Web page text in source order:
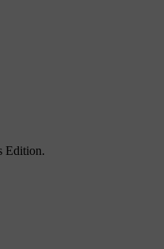
Edition.